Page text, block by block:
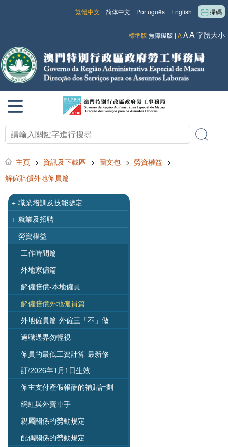
掃碼
English
Português
简体中文
繁體中文
標準版 無障礙版 | AAA字體大小
主頁 > 資訊及下載區 > 圖文包 > 勞資權益 >
解僱賠償外地僱員篇
+ 職業培訓及技能鑒定
+ 就業及招聘
- 勞資權益
工作時間篇
外地家傭篇
解僱賠償-本地僱員
解僱賠償外地僱員篇
外地僱員篇-外僱三「不」做
過職過界勿輕視
僱員的最低工資計算-最新修
訂/2026年1月1日生效
僱主支付產假報酬的補貼計劃
網紅與外賣車手
親屬關係的勞動規定
配偶關係的勞動規定